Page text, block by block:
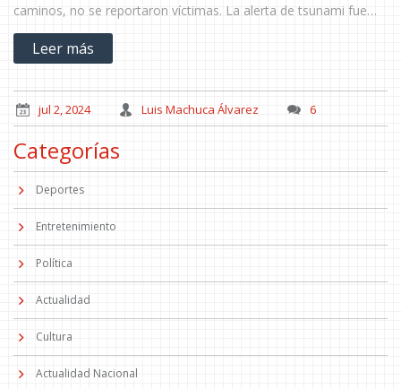
caminos, no se reportaron víctimas. La alerta de tsunami fue
levantada posteriormente.
Leer más
jul 2, 2024 Luis Machuca Álvarez 6
Categorías
Deportes
Entretenimiento
Política
Actualidad
Cultura
Actualidad Nacional